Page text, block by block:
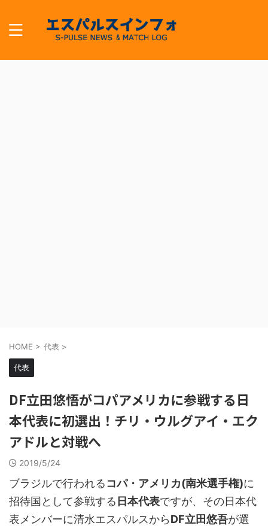
HOME > 代表 >
代表
DF立田悠悟がコパアメリカに参戦する日
本代表に初選出！チリ・ウルグアイ・エク
アドルと対戦へ
2019/5/24
ブラジルで行われるコパ・アメリカ(南米選手権)に
招待国として参戦する 日本代表ですが、その日本代
表メンバーに清水エスパルスからDF立田悠吾が選